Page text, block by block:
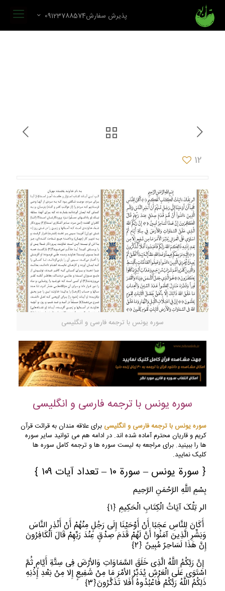
پذیرش سفارش09123788574
12
سوره یونس با ترجمه فارسی و انگلیسی
سوره یونس با ترجمه فارسی و انگلیسی
سوره یونس با ترجمه فارسی و انگلیسی برای علاقه مندان به قرائت قرآن
کریم و قاریان محترم آماده شده اند. در ادامه هم می توانید سایر سوره
ها را ببینید. برای مراجعه به لیست سوره ها و ترجمه کامل سوره ها
کلیک نمایید.
﴿ سورة یونس – سورة ١٠ – تعداد آیات ١٠٩ ﴾
بِسْمِ اللَّهِ الرَّحْمَنِ الرَّحِیم
الر تِلْکَ آیَاتُ الْکِتَابِ الْحَکِیمِ ﴿١﴾
أَکَانَ لِلنَّاسِ عَجَبًا أَنْ أَوْحَیْنَا إِلَى رَجُلٍ مِنْهُمْ أَنْ أَنْذِرِ النَّاسَ
وَبَشِّرِ الَّذِینَ آمَنُوا أَنَّ لَهُمْ قَدَمَ صِدْقٍ عِنْدَ رَبِّهِمْ قَالَ الْکَافِرُونَ
إِنَّ هَذَا لَسَاحِرٌ مُبِینٌ ﴿٢﴾
إِنَّ رَبَّکُمُ اللَّهُ الَّذِی خَلَقَ السَّمَاوَاتِ وَالأرْضَ فِی سِتَّةِ أَیَّامٍ ثُمَّ
اسْتَوَى عَلَى الْعَرْشِ یُدَبِّرُ الأمْرَ مَا مِنْ شَفِیعٍ إِلا مِنْ بَعْدِ إِذْنِهِ
ذَلِکُمُ اللَّهُ رَبُّکُمْ فَاعْبُدُوهُ أَفَلا تَذَکَّرُونَ﴿٣﴾